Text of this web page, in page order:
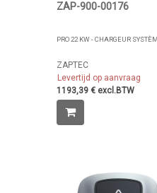
ZAP-900-00176
PRO 22 KW - CHARGEUR
ZAPTEC
Levertijd op aanvraag
1193,39 € excl.BTW